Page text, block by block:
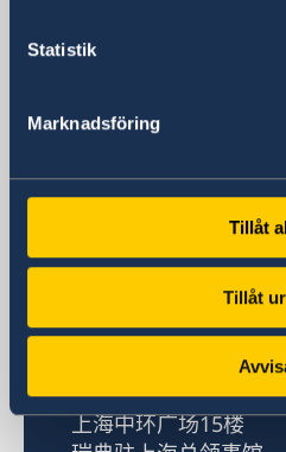
Statistik
Marknadsföring
Tillåt
Tillåt
+86-21-5359 9639
签证处电子邮箱
瑞典驻上海总领事馆
中国上海市淮海中路
上海中环广场15楼